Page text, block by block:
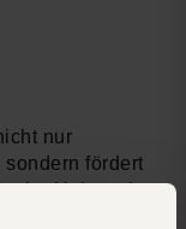
nur
fördert
der Helmwelt.